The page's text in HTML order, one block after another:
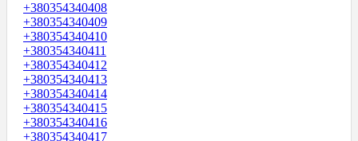
+380354340408
+380354340409
+380354340410
+380354340411
+380354340412
+380354340413
+380354340414
+380354340415
+380354340416
+380354340417